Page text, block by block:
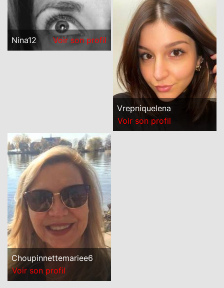
Nina12 Voir son profil
Vrepniquelena
Voir son profil
Choupinnettemariee6
Voir son profil